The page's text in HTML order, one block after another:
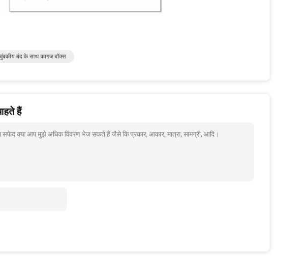
बंद के साथ कागज बॉक्स
हैं
सफेद क्या आप मुझे अधिक विवरण भेज सकते हैं जैसे कि प्रकार, आकार, मात्रा, सामग्री, आदि।